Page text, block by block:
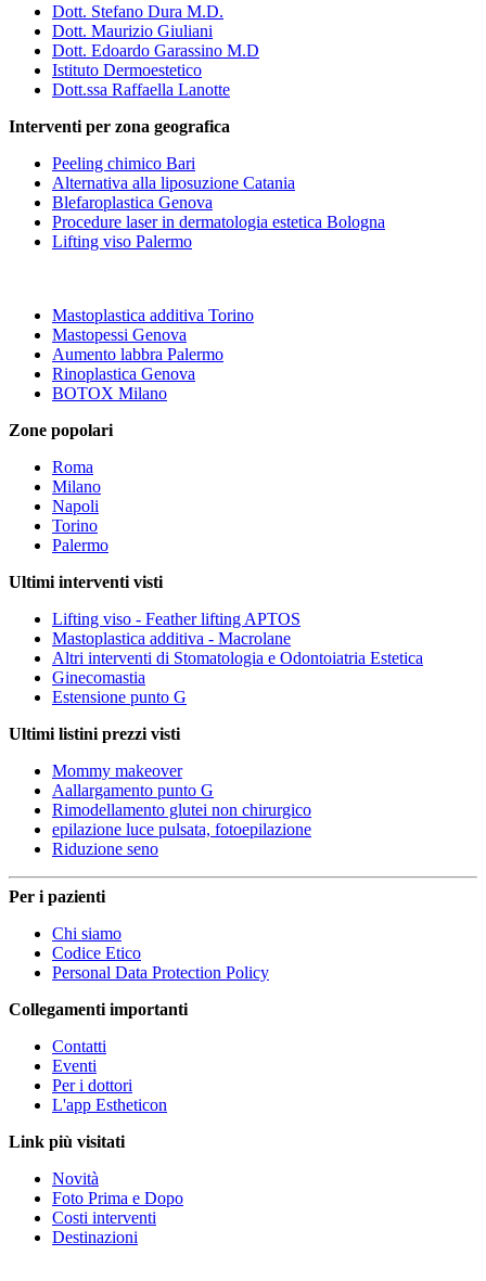
Dott. Stefano Dura M.D.
Dott. Maurizio Giuliani
Dott. Edoardo Garassino M.D
Istituto Dermoestetico
Dott.ssa Raffaella Lanotte
Interventi per zona geografica
Peeling chimico Bari
Alternativa alla liposuzione Catania
Blefaroplastica Genova
Procedure laser in dermatologia estetica Bologna
Lifting viso Palermo
Mastoplastica additiva Torino
Mastopessi Genova
Aumento labbra Palermo
Rinoplastica Genova
BOTOX Milano
Zone popolari
Roma
Milano
Napoli
Torino
Palermo
Ultimi interventi visti
Lifting viso - Feather lifting APTOS
Mastoplastica additiva - Macrolane
Altri interventi di Stomatologia e Odontoiatria Estetica
Ginecomastia
Estensione punto G
Ultimi listini prezzi visti
Mommy makeover
Aallargamento punto G
Rimodellamento glutei non chirurgico
epilazione luce pulsata, fotoepilazione
Riduzione seno
Per i pazienti
Chi siamo
Codice Etico
Personal Data Protection Policy
Collegamenti importanti
Contatti
Eventi
Per i dottori
L'app Estheticon
Link più visitati
Novità
Foto Prima e Dopo
Costi interventi
Destinazioni